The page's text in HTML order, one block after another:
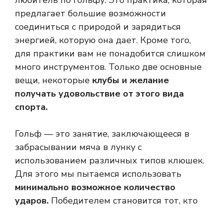
предлагает большие возможности
соединиться с природой и зарядиться
энергией, которую она дает. Кроме того,
для практики вам не понадобится слишком
много инструментов. Только две основные
вещи, некоторые клубы и желание
получать удовольствие от этого вида
спорта.
Гольф — это занятие, заключающееся в
забрасывании мяча в лунку с
использованием различных типов клюшек.
Для этого мы пытаемся использовать
минимально возможное количество
ударов. Победителем становится тот, кто